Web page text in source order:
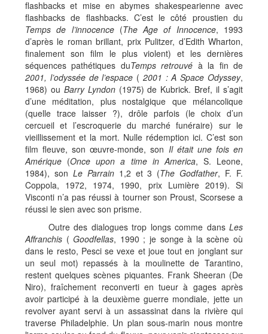
flashbacks et mise en abymes shakespearienne avec
flashbacks de flashbacks. C’est le côté proustien du
Temps de l’innocence(The Age of Innocence, 1993
d’après le roman brillant, prix Pulitzer, d’Edith Wharton,
finalement son film le plus violent) et les dernières
séquences pathétiques duTemps retrouvé à la fin de
2001, l’odyssée de l’espace ( 2001 : A Space Odyssey,
1968) ou Barry Lyndon(1975) de Kubrick. Bref, il s’agit
d’une méditation, plus nostalgique que mélancolique
(quelle trace laisser ?), drôle parfois (le choix d’un
cercueil et l’escroquerie du marché funéraire) sur le
vieillissement et la mort. Nulle rédemption ici. C’est son
film fleuve, son œuvre-monde, son Il était une fois en
Amérique (Once upon a time in America, S. Leone,
1984), son Le Parrain1,2 et 3 (The Godfather, F. F.
Coppola, 1972, 1974, 1990, prix Lumière 2019). Si
Visconti n’a pas réussi à tourner son Proust, Scorsese a
réussi le sien avec son prisme.
Outre des dialogues trop longs comme dans Les
Affranchis (Goodfellas, 1990 ; je songe à la scène où
dans le resto, Pesci se vexe et joue tout en jonglant sur
un seul mot) repassés à la moulinette de Tarantino,
restent quelques scènes piquantes. Frank Sheeran (De
Niro), fraîchement reconverti en tueur à gages après
avoir participé à la deuxième guerre mondiale, jette un
revolver ayant servi à un assassinat dans la rivière qui
traverse Philadelphie. Un plan sous-marin nous montre